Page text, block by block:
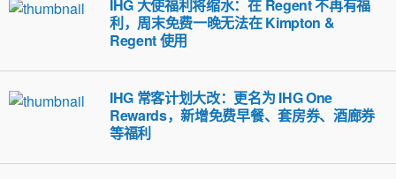
IHG 大使福利将缩水：在 Regent 不再有福
利，周末免费一晚无法在 Kimpton &
Regent 使用
IHG 常客计划大改：更名为 IHG One
Rewards，新增免费早餐、套房券、酒廊券
等福利